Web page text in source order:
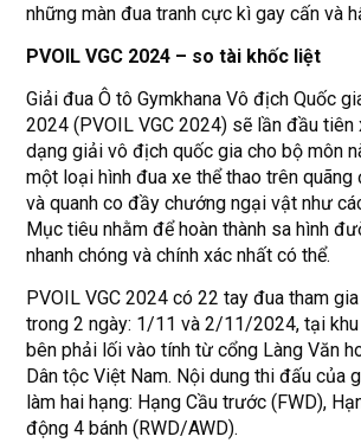
những màn đua tranh cực kì gay cấn và
PVOIL VGC 2024 – so tài khốc liệt
Giải đua Ô tô Gymkhana Vô địch Quốc
2024 (PVOIL VGC 2024) sẽ lần đầu
dạng giải vô địch quốc gia cho bộ môn
một loại hình đua xe thể thao trên quãng
và quanh co đầy chướng ngại vật như
Mục tiêu nhằm để hoàn thành sa hình
nhanh chóng và chính xác nhất có thể.
PVOIL VGC 2024 có 22 tay đua tham
trong 2 ngày: 1/11 và 2/11/2024, tại
bên phải lối vào tính từ cổng Làng Văn
Dân tộc Việt Nam. Nội dung thi đấu của
làm hai hạng: Hạng Cầu trước (FWD),
động 4 bánh (RWD/AWD).